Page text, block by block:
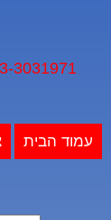
3031971
עמוד הבית